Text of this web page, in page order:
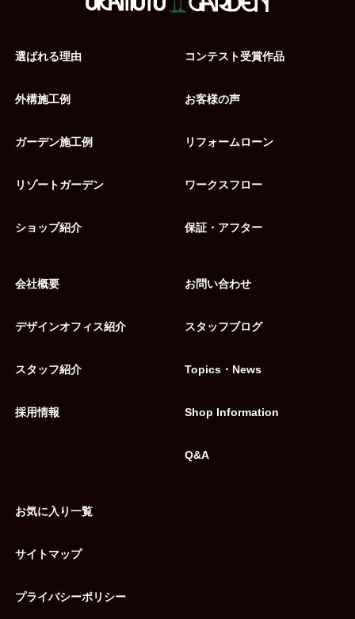
選ばれる理由
外構施工例
ガーデン施工例
リゾートガーデン
ショップ紹介
コンテスト受賞作品
お客様の声
リフォームローン
ワークスフロー
保証・アフター
会社概要
デザインオフィス紹介
スタッフ紹介
採用情報
お問い合わせ
スタッフブログ
Topics・News
Shop Information
Q&A
お気に入り一覧
サイトマップ
プライバシーポリシー